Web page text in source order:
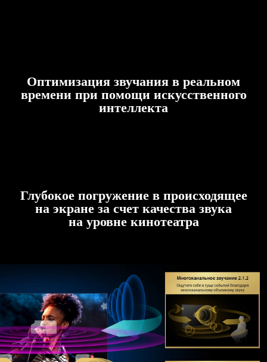
Оптимизация звучания в реальном
времени при помощи искусственного
интеллекта
Глубокое погружение в происходящее
на экране за счет качества звука
на уровне кинотеатра